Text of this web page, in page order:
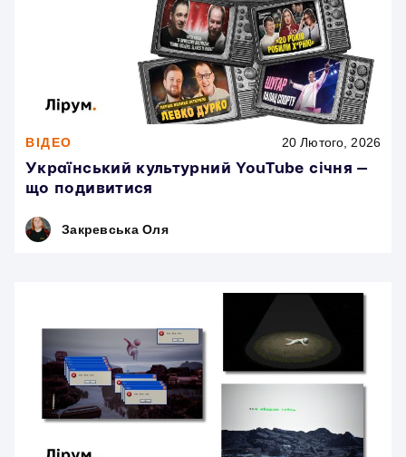
ВІДЕО 20 Лютого, 2026
Український культурний YouTube січня —
що подивитися
Закревська Оля